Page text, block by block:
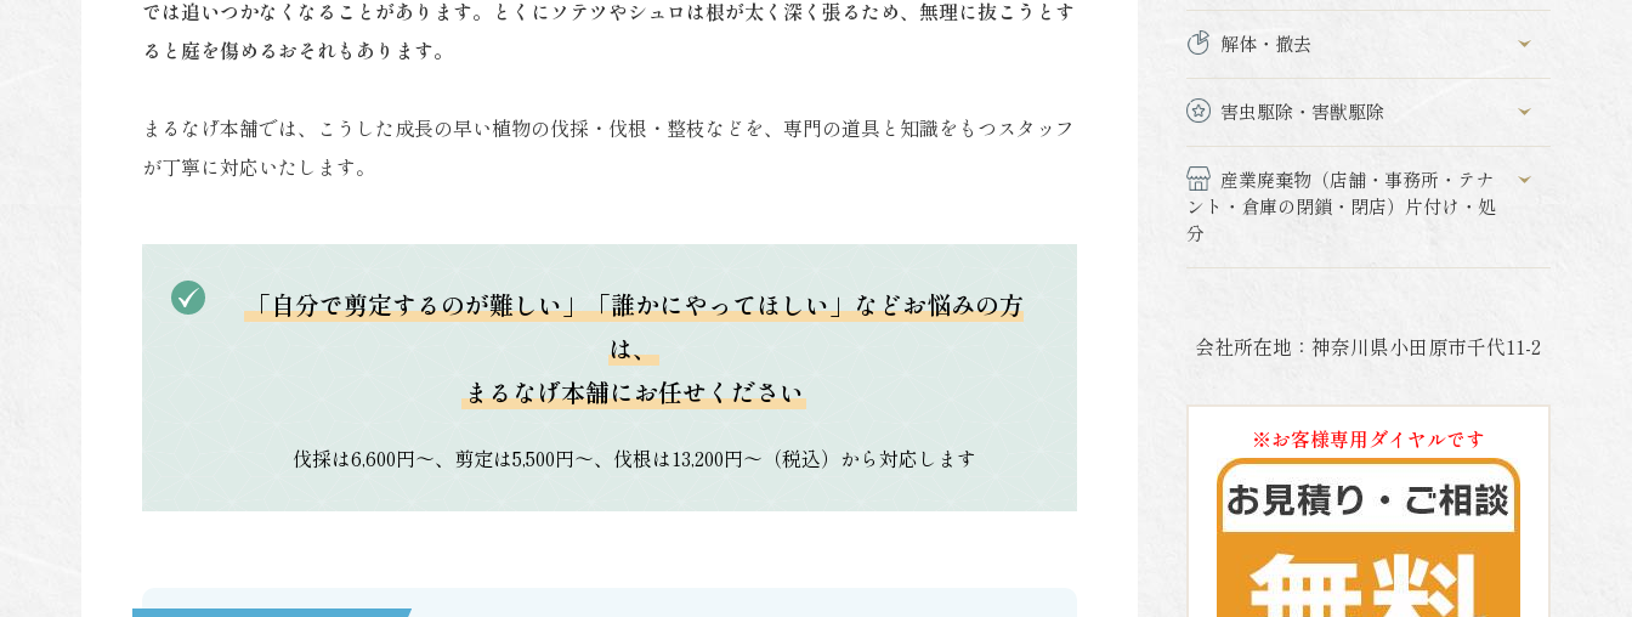
では追いつかなくなることがあります。とくにソテツやシュロは根が太く深く張るため、無理に抜こうとす
ると庭を傷めるおそれもあります。
まるなげ本舗では、こうした成長の早い植物の伐採・伐根・整枝などを、専門の道具と知識をもつスタッフ
が丁寧に対応いたします。
「自分で剪定するのが難しい」「誰かにやってほしい」などお悩みの方
は、
まるなげ本舗にお任せください
伐採は6,600円～、剪定は5,500円～、伐根は13,200円～（税込）から対応します
解体・撤去
害虫駆除・害獣駆除
産業廃棄物（店舗・事務所・テナ
ント・倉庫の閉鎖・閉店）片付け・処
分
会社所在地：神奈川県小田原市千代11-2
※お客様専用ダイヤルです